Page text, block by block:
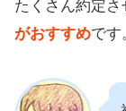
たくさん約定さ
がおすすめです